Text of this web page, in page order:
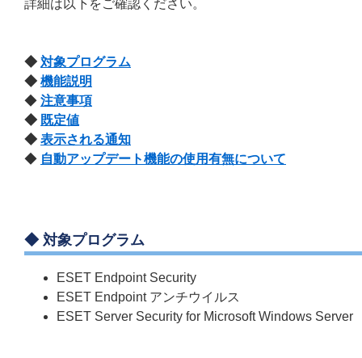
詳細は以下をご確認ください。
◆ 対象プログラム
◆ 機能説明
◆ 注意事項
◆ 既定値
◆ 表示される通知
◆ 自動アップデート機能の使用有無について
◆ 対象プログラム
ESET Endpoint Security
ESET Endpoint アンチウイルス
ESET Server Security for Microsoft Windows Server